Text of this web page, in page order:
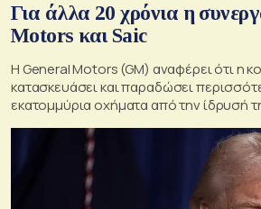
Για άλλα 20 χρόνια η
Motors και Saic
Η General Motors (GM) αναφέρει ότι η
κατασκευάσει και παραδώσει
εκατομμύρια οχήματα από την ίδρυσή